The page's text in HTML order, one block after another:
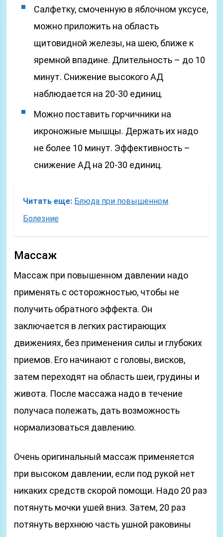
Салфетку, смоченную в яблочном уксусе,
можно приложить на область
щитовидной железы, на шею, ближе к
яремной впадине. Длительность – до 10
минут. Снижение высокого АД
наблюдается на 20-30 единиц.
Можно поставить горчичники на
икроножные мышцы. Держать их надо
не более 10 минут. Эффективность –
снижение АД на 20-30 единиц.
Читать еще: Блюда при повышенном
Болезние
Массаж
Массаж при повышенном давлении надо
применять с осторожностью, чтобы не
получить обратного эффекта. Он
заключается в легких растирающих
движениях, без применения силы и глубоких
приемов. Его начинают с головы, висков,
затем переходят на область шеи, грудины и
живота. После массажа надо в течение
получаса полежать, дать возможность
нормализоваться давлению.
Очень оригинальный массаж применяется
при высоком давлении, если под рукой нет
никаких средств скорой помощи. Надо 20 раз
потянуть мочки ушей вниз. Затем, 20 раз
потянуть верхнюю часть ушной раковины